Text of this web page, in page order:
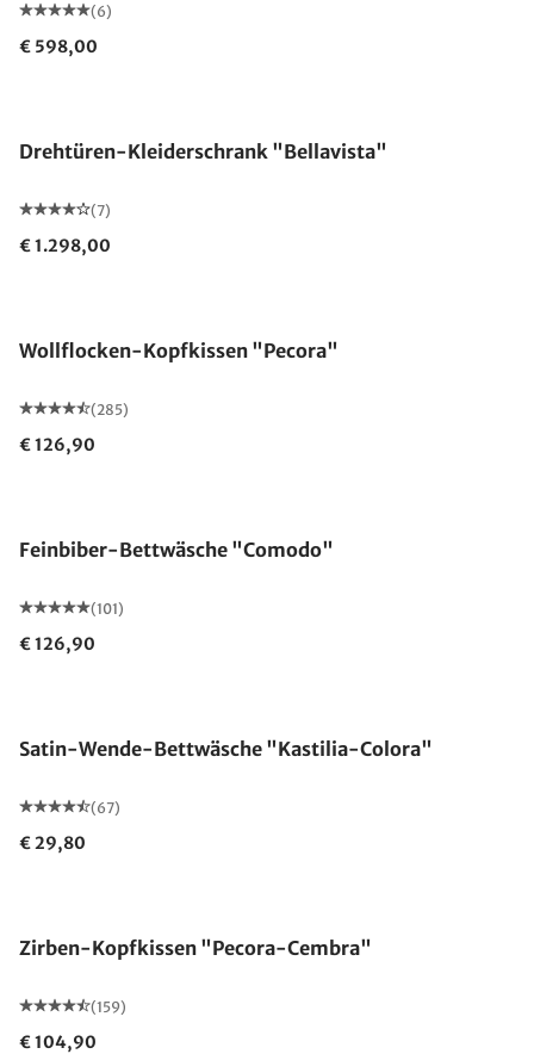
(6)
€ 598,00
Drehtüren-Kleiderschrank "Bellavista"
(7)
€ 1.298,00
Wollflocken-Kopfkissen "Pecora"
(285)
€ 126,90
Feinbiber-Bettwäsche "Comodo"
(101)
€ 126,90
Satin-Wende-Bettwäsche "Kastilia-Colora"
(67)
€ 29,80
Zirben-Kopfkissen "Pecora-Cembra"
(159)
€ 104,90